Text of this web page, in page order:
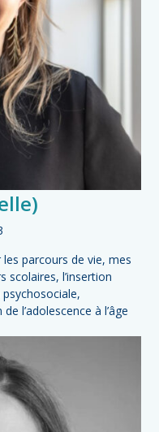
parcours de vie, mes
scolaires, l’insertion
l’adolescence à l’âge